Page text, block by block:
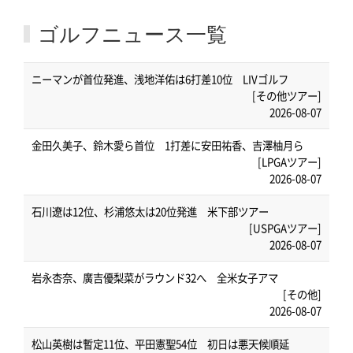
ゴルフニュース一覧
ニーマンが首位発進、浅地洋佑は6打差10位 LIVゴルフ
[その他ツアー]
2026-08-07
金田久美子、鈴木愛ら首位 1打差に安田祐香、吉澤柚月ら
[LPGAツアー]
2026-08-07
石川遼は12位、杉浦悠太は20位発進 米下部ツアー
[USPGAツアー]
2026-08-07
岩永杏奈、廣吉優梨菜がラウンド32へ 全米女子アマ
[その他]
2026-08-07
松山英樹は暫定11位、平田憲聖54位 初日は悪天候順延